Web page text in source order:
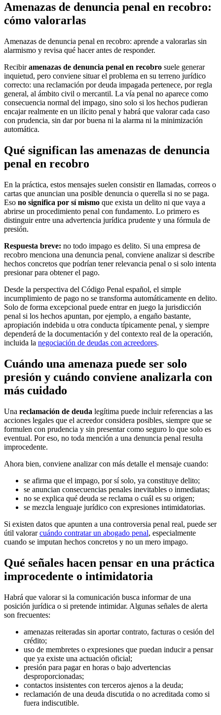
Amenazas de denuncia penal en recobro:
cómo valorarlas
Amenazas de denuncia penal en recobro: aprende a valorarlas sin
alarmismo y revisa qué hacer antes de responder.
Recibiramenazas de denuncia penal en recobro suele generar
inquietud, pero conviene situar el problema en su terreno jurídico
correcto: una reclamación por deuda impagada pertenece, por regla
general, al ámbito civil o mercantil. La vía penal no aparece como
consecuencia normal del impago, sino solo si los hechos pudieran
encajar realmente en un ilícito penal y habrá que valorar cada caso
con prudencia, sin dar por buena ni la alarma ni la minimización
automática.
Qué significan las amenazas de denuncia
penal en recobro
En la práctica, estos mensajes suelen consistir en llamadas, correos o
cartas que anuncian una posible denuncia o querella si no se paga.
Eso no significa por sí mismo que exista un delito ni que vaya a
abrirse un procedimiento penal con fundamento. Lo primero es
distinguir entre una advertencia jurídica prudente y una fórmula de
presión.
Respuesta breve: no todo impago es delito. Si una empresa de
recobro menciona una denuncia penal, conviene analizar si describe
hechos concretos que podrían tener relevancia penal o si solo intenta
presionar para obtener el pago.
Desde la perspectiva del Código Penal español, el simple
incumplimiento de pago no se transforma automáticamente en delito.
Solo de forma excepcional puede entrar en juego la jurisdicción
penal si los hechos apuntan, por ejemplo, a engaño bastante,
apropiación indebida u otra conducta típicamente penal, y siempre
dependerá de la documentación y del contexto real de la operación,
incluida la negociación de deudas con acreedores.
Cuándo una amenaza puede ser solo
presión y cuándo conviene analizarla con
más cuidado
Una reclamación de deuda legítima puede incluir referencias a las
acciones legales que el acreedor considera posibles, siempre que se
formulen con prudencia y sin presentar como seguro lo que solo es
eventual. Por eso, no toda mención a una denuncia penal resulta
improcedente.
Ahora bien, conviene analizar con más detalle el mensaje cuando:
se afirma que el impago, por sí solo, ya constituye delito;
se anuncian consecuencias penales inevitables o inmediatas;
no se explica qué deuda se reclama o cuál es su origen;
se mezcla lenguaje jurídico con expresiones intimidatorias.
Si existen datos que apunten a una controversia penal real, puede ser
útil valorarcuándo contratar un abogado penal, especialmente
cuando se imputan hechos concretos y no un mero impago.
Qué señales hacen pensar en una práctica
improcedente o intimidatoria
Habrá que valorar si la comunicación busca informar de una
posición jurídica o si pretende intimidar. Algunas señales de alerta
son frecuentes:
amenazas reiteradas sin aportar contrato, facturas o cesión del
crédito;
uso de membretes o expresiones que puedan inducir a pensar
que ya existe una actuación oficial;
presión para pagar en horas o bajo advertencias
desproporcionadas;
contactos insistentes con terceros ajenos a la deuda;
reclamación de una deuda discutida o no acreditada como si
fuera indiscutible.